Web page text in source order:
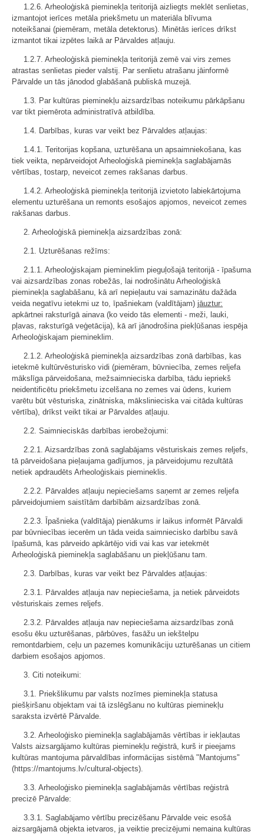
1.2.6. Arheoloģiskā pieminekļa teritorijā aizliegts meklēt senlietas,
izmantojot ierīces metāla priekšmetu un materiāla blīvuma
noteikšanai (piemēram, metāla detektorus). Minētās ierīces drīkst
izmantot tikai izpētes laikā ar Pārvaldes atļauju.
1.2.7. Arheoloģiskā pieminekļa teritorijā zemē vai virs zemes
atrastas senlietas pieder valstij. Par senlietu atrašanu jāinformē
Pārvalde un tās jānodod glabāšanā publiskā muzejā.
1.3. Par kultūras pieminekļu aizsardzības noteikumu pārkāpšanu
var tikt piemērota administratīvā atbildība.
1.4. Darbības, kuras var veikt bez Pārvaldes atļaujas:
1.4.1. Teritorijas kopšana, uzturēšana un apsaimniekošana, kas
tiek veikta, nepārveidojot Arheoloģiskā pieminekļa saglabājamās
vērtības, tostarp, neveicot zemes rakšanas darbus.
1.4.2. Arheoloģiskā pieminekļa teritorijā izvietoto labiekārtojuma
elementu uzturēšana un remonts esošajos apjomos, neveicot zemes
rakšanas darbus.
2. Arheoloģiskā pieminekļa aizsardzības zonā:
2.1. Uzturēšanas režīms:
2.1.1. Arheoloģiskajam piemineklim pieguļošajā teritorijā - īpašuma
vai aizsardzības zonas robežās, lai nodrošinātu Arheoloģiskā
pieminekļa saglabāšanu, kā arī nepieļautu vai samazinātu dažāda
veida negatīvu ietekmi uz to, īpašniekam (valdītājam) jāuztur:
apkārtnei raksturīgā ainava (ko veido tās elementi - meži, lauki,
pļavas, raksturīgā veģetācija), kā arī jānodrošina piekļūšanas iespēja
Arheoloģiskajam piemineklim.
2.1.2. Arheoloģiskā pieminekļa aizsardzības zonā darbības, kas
ietekmē kultūrvēsturisko vidi (piemēram, būvniecība, zemes reljefa
mākslīga pārveidošana, mežsaimnieciska darbība, tādu iepriekš
neidentificētu priekšmetu izcelšana no zemes vai ūdens, kuriem
varētu būt vēsturiska, zinātniska, mākslinieciska vai citāda kultūras
vērtība), drīkst veikt tikai ar Pārvaldes atļauju.
2.2. Saimnieciskās darbības ierobežojumi:
2.2.1. Aizsardzības zonā saglabājams vēsturiskais zemes reljefs,
tā pārveidošana pieļaujama gadījumos, ja pārveidojumu rezultātā
netiek apdraudēts Arheoloģiskais piemineklis.
2.2.2. Pārvaldes atļauju nepieciešams saņemt ar zemes reljefa
pārveidojumiem saistītām darbībām aizsardzības zonā.
2.2.3. Īpašnieka (valdītāja) pienākums ir laikus informēt Pārvaldi
par būvniecības iecerēm un tāda veida saimniecisko darbību savā
īpašumā, kas pārveido apkārtējo vidi vai kas var ietekmēt
Arheoloģiskā pieminekļa saglabāšanu un piekļūšanu tam.
2.3. Darbības, kuras var veikt bez Pārvaldes atļaujas:
2.3.1. Pārvaldes atļauja nav nepieciešama, ja netiek pārveidots
vēsturiskais zemes reljefs.
2.3.2. Pārvaldes atļauja nav nepieciešama aizsardzības zonā
esošu ēku uzturēšanas, pārbūves, fasāžu un iekštelpu
remontdarbiem, ceļu un pazemes komunikāciju uzturēšanas un citiem
darbiem esošajos apjomos.
3. Citi noteikumi:
3.1. Priekšlikumu par valsts nozīmes pieminekļa statusa
piešķiršanu objektam vai tā izslēgšanu no kultūras pieminekļu
saraksta izvērtē Pārvalde.
3.2. Arheoloģisko pieminekļa saglabājamās vērtības ir iekļautas
Valsts aizsargājamo kultūras pieminekļu reģistrā, kurš ir pieejams
kultūras mantojuma pārvaldības informācijas sistēmā "Mantojums"
(https://mantojums.lv/cultural-objects).
3.3. Arheoloģisko pieminekļa saglabājamās vērtības reģistrā
precizē Pārvalde:
3.3.1. Saglabājamo vērtību precizēšanu Pārvalde veic esošā
aizsargājamā objekta ietvaros, ja veiktie precizējumi nemaina kultūras